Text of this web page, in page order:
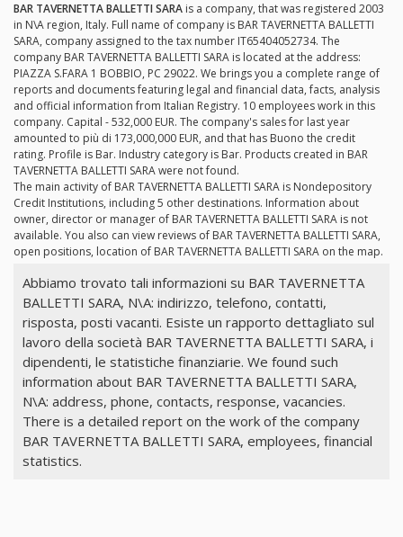
BAR TAVERNETTA BALLETTI SARA is a company, that was registered 2003
in N\A region, Italy. Full name of company is BAR TAVERNETTA BALLETTI
SARA, company assigned to the tax number IT65404052734. The
company BAR TAVERNETTA BALLETTI SARA is located at the address:
PIAZZA S.FARA 1 BOBBIO, PC 29022. We brings you a complete range of
reports and documents featuring legal and financial data, facts, analysis
and official information from Italian Registry. 10 employees work in this
company. Capital - 532,000 EUR. The company's sales for last year
amounted to più di 173,000,000 EUR, and that has Buono the credit
rating. Profile is Bar. Industry category is Bar. Products created in BAR
TAVERNETTA BALLETTI SARA were not found.
The main activity of BAR TAVERNETTA BALLETTI SARA is Nondepository
Credit Institutions, including 5 other destinations. Information about
owner, director or manager of BAR TAVERNETTA BALLETTI SARA is not
available. You also can view reviews of BAR TAVERNETTA BALLETTI SARA,
open positions, location of BAR TAVERNETTA BALLETTI SARA on the map.
Abbiamo trovato tali informazioni su BAR TAVERNETTA
BALLETTI SARA, N\A: indirizzo, telefono, contatti,
risposta, posti vacanti. Esiste un rapporto dettagliato sul
lavoro della società BAR TAVERNETTA BALLETTI SARA, i
dipendenti, le statistiche finanziarie. We found such
information about BAR TAVERNETTA BALLETTI SARA,
N\A: address, phone, contacts, response, vacancies.
There is a detailed report on the work of the company
BAR TAVERNETTA BALLETTI SARA, employees, financial
statistics.